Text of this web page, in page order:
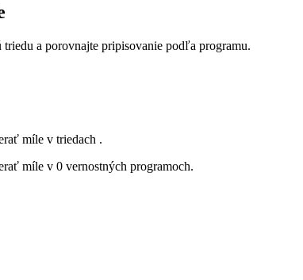
a porovnajte pripisovanie podľa programu.
míle v triedach .
míle v 0 vernostných programoch.